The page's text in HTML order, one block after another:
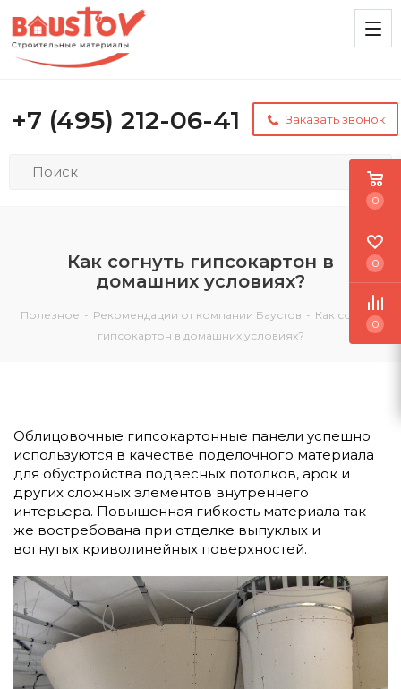
+7 (495) 212-06-41 Заказать звонок
Как согнуть гипсокартон в
домашних условиях?
Полезное - Рекомендации от компании Баустов - Как согнуть
гипсокартон в домашних условиях?
Облицовочные гипсокартонные панели успешно
используются в качестве поделочного материала
для обустройства подвесных потолков, арок и
других сложных элементов внутреннего
интерьера. Повышенная гибкость материала так
же востребована при отделке выпуклых и
вогнутых криволинейных поверхностей.
0
0
0